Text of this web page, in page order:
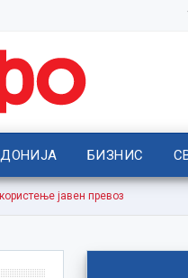
БИЗНИС
користење јавен превоз